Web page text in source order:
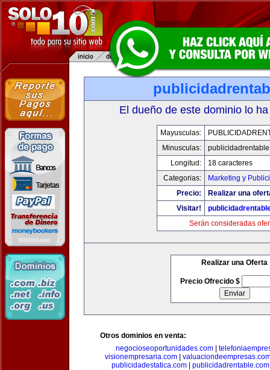
El dueño de este dominio lo
Mayusculas:
Minusculas:
Longitud:
18 caracteres
Categorias:
Marketing y
Precio:
Realizar una
Visitar!
Serán consideradas
Realizar una Oferta
Precio Ofrecido $
Otros dominios en venta:
negocioseoportunidades.com
visionempresaria.com
publicidadestatica.com
publicidadrentable.com